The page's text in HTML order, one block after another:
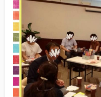
他社との違い
お金のこと
会社概要